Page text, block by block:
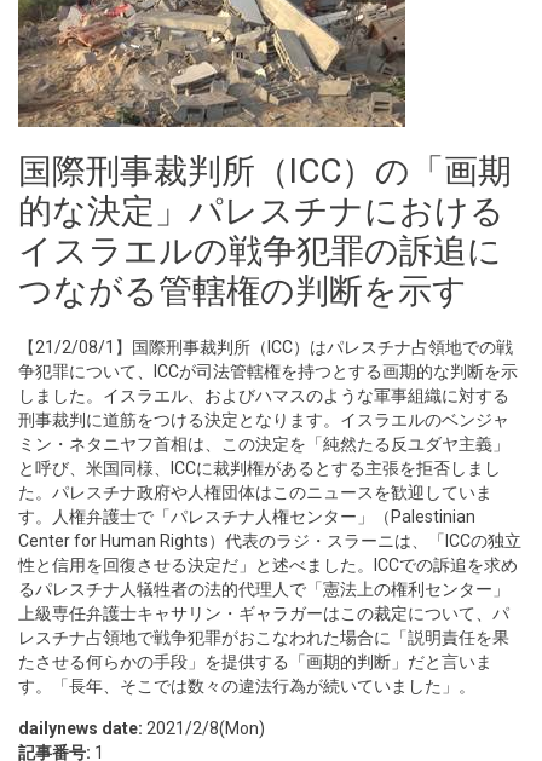
国際刑事裁判所（ICC）の「画期
的な決定」パレスチナにおける
イスラエルの戦争犯罪の訴追に
つながる管轄権の判断を示す
【21/2/08/1】国際刑事裁判所（ICC）はパレスチナ占領地での戦
争犯罪について、ICCが司法管轄権を持つとする画期的な判断を示
しました。イスラエル、およびハマスのような軍事組織に対する
刑事裁判に道筋をつける決定となります。イスラエルのベンジャ
ミン・ネタニヤフ首相は、この決定を「純然たる反ユダヤ主義」
と呼び、米国同様、ICCに裁判権があるとする主張を拒否しまし
た。パレスチナ政府や人権団体はこのニュースを歓迎していま
す。人権弁護士で「パレスチナ人権センター」（Palestinian
Center for Human Rights）代表のラジ・スラーニは、「ICCの独立
性と信用を回復させる決定だ」と述べました。ICCでの訴追を求め
るパレスチナ人犠牲者の法的代理人で「憲法上の権利センター」
上級専任弁護士キャサリン・ギャラガーはこの裁定について、パ
レスチナ占領地で戦争犯罪がおこなわれた場合に「説明責任を果
たさせる何らかの手段」を提供する「画期的判断」だと言いま
す。「長年、そこでは数々の違法行為が続いていました」。
dailynews date: 2021/2/8(Mon)
記事番号: 1